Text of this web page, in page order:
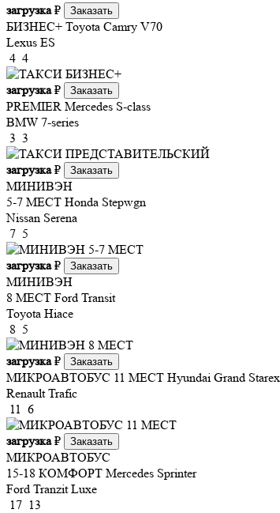
загрузка₽ Заказать
БИЗНЕС+ Toyota Camry V70
Lexus ES
4 4
загрузка₽ Заказать
PREMIER Mercedes S-class
BMW 7-series
3 3
загрузка₽ Заказать
МИНИВЭН
5-7 МЕСТ Honda Stepwgn
Nissan Serena
7 5
загрузка₽ Заказать
МИНИВЭН
8 МЕСТ Ford Transit
Toyota Hiace
8 5
загрузка₽ Заказать
МИКРОАВТОБУС 11 МЕСТ Hyundai Grand Starex
Renault Trafic
11 6
загрузка₽ Заказать
МИКРОАВТОБУС
15-18 КОМФОРТ Mercedes Sprinter
Ford Tranzit Luxe
17 13